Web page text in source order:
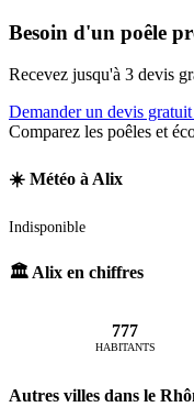
Besoin d'un poêle
Recevez jusqu'à 3 devis
Demander un devis
Comparez les poêles et
☀️ Météo à Alix
Indisponible
🏛️ Alix en chiffres
777
HABITANTS
Autres villes dans le